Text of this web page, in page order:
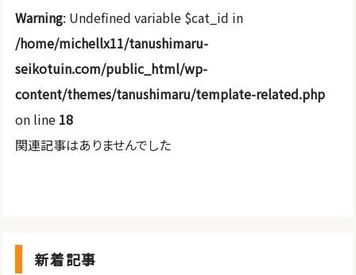
Warning: Undefined variable $cat_id in
/home/michellx11/tanushimaru-
seikotuin.com/public_html/wp-
content/themes/tanushimaru/template-related.php
on line 18
関連記事はありませんでした
新着記事